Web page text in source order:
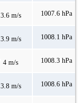
3.6 m/s 1007.6 hPa
3.9 m/s 1008.1 hPa
4 m/s 1008.3 hPa
3.8 m/s 1008.6 hPa